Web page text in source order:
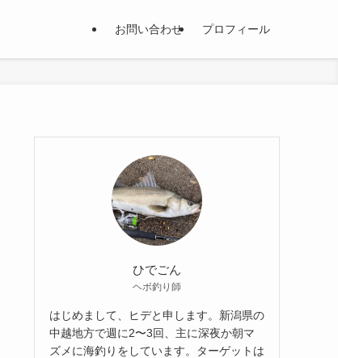
お問い合わせ プロフィール
ひでごん
ヘボ釣り師
はじめまして、ヒデと申します。新潟県の
中越地方で週に2〜3回、主に深夜か朝マ
ズメに海釣りをしています。ターゲットは